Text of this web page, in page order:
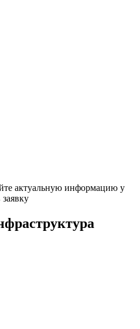
актуальную информацию у